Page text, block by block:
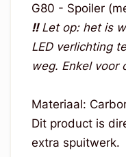
G80 - Spoiler
!!Let op: het is
LED verlichting
weg. Enkel voor
Materiaal:
Dit product is
extra spuitwerk.